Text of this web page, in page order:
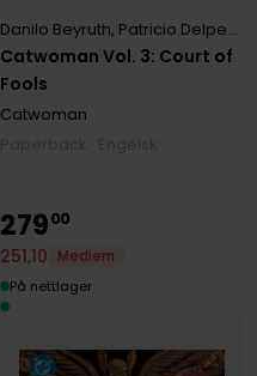
Catwoman Vol. 3: Court of
Fools
Danilo Beyruth, Patricio Delpeche
Catwoman
27900
251,10
Medlem
På nettlager